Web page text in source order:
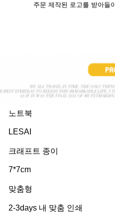
주문 제작된 로고를 받아들
노트북
LESAI
크래프트 종이
7*7cm
맞춤형
2-3days 내 맞춤 인쇄